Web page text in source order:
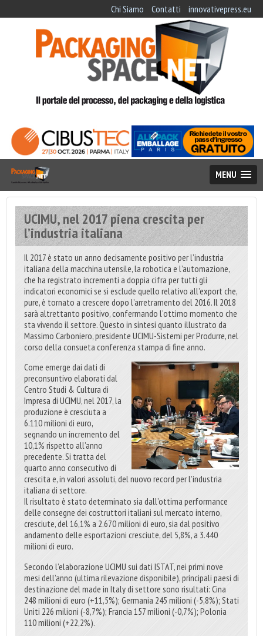
Chi Siamo Contatti innovativepress.eu
MENU
UCIMU, nel 2017 piena crescita per
l’industria italiana
Il 2017 è stato un anno decisamente positivo per l’industria
italiana della macchina utensile, la robotica e l’automazione,
che ha registrato incrementi a doppia cifra per tutti gli
indicatori economici se si esclude quello relativo all’export che,
pure, è tornato a crescere dopo l’arretramento del 2016. Il 2018
sarà altrettanto positivo, confermando l’ottimo momento che
sta vivendo il settore. Questo in sintesi quanto illustrato da
Massimo Carboniero, presidente UCIMU-Sistemi per Produrre, nel
corso della consueta conferenza stampa di fine anno.
Come emerge dai dati di
preconsuntivo elaborati dal
Centro Studi & Cultura di
Impresa di UCIMU, nel 2017, la
produzione è cresciuta a
6.110 milioni di euro,
segnando un incremento del
10,1% rispetto all’anno
precedente. Si tratta del
quarto anno consecutivo di
crescita e, in valori assoluti, del nuovo record per l’industria
italiana di settore.
Il risultato è stato determinato sia dall’ottima performance
delle consegne dei costruttori italiani sul mercato interno,
cresciute, del 16,1% a 2.670 milioni di euro, sia dal positivo
andamento delle esportazioni cresciute, del 5,8%, a 3.440
milioni di euro.
Secondo l’elaborazione UCIMU sui dati ISTAT, nei primi nove
mesi dell’anno (ultima rilevazione disponibile), principali paesi di
destinazione del made in Italy di settore sono risultati: Cina
248 milioni di euro (+11,5%); Germania 245 milioni (-5,8%); Stati
Uniti 226 milioni (-8,7%); Francia 157 milioni (-0,7%); Polonia
110 milioni (+22,2%).